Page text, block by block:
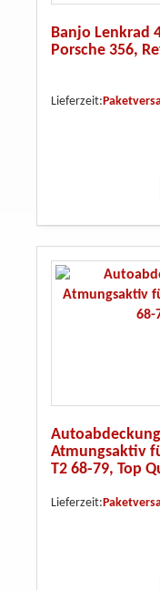
Banjo Lenkrad
Porsche 356,
Lieferzeit:
Atmungsaktiv
T2 68-79, Top
Lieferzeit: